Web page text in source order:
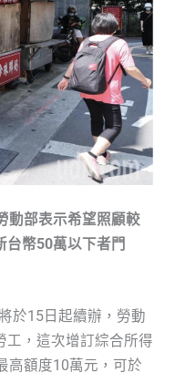
動部表示希望照顧較
台幣50萬以下者門
於15日起續辦，勞動
工，這次增訂綜合所得
高額度10萬元，可於